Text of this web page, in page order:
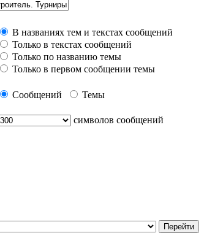
В названиях тем и текстах сообщений
Только в текстах сообщений
Только по названию темы
Только в первом сообщении темы
Сообщений Темы
символов сообщений